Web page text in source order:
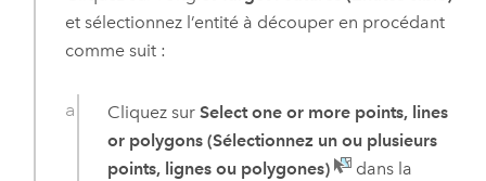
et sélectionnez l’entité à découper en procédant
comme suit :
Cliquez surSelect one or more points, lines
or polygons (Sélectionnez un ou plusieurs
points, lignes ou polygones)
dans la